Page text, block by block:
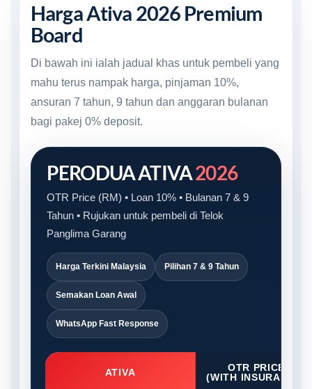
Harga Ativa 2026 Premium
Board
Di bawah ini ialah jadual khas untuk pembeli yang
mahu terus nampak harga, pinjaman 10%,
ansuran 7 tahun, 9 tahun dan anggaran bulanan
bagi pakej 0% deposit.
PERODUA ATIVA2026
OTR Price (RM) • Loan 10% • Bulanan 7 & 9
Tahun • Rujukan untuk pembeli di Telok
Panglima Garang
Harga Terkini Malaysia Pilihan 7 & 9 Tahun
Semakan Loan Awal
WhatsApp Fast Response
ATIVA
OTR PRICE
(WITH INSURANCE)